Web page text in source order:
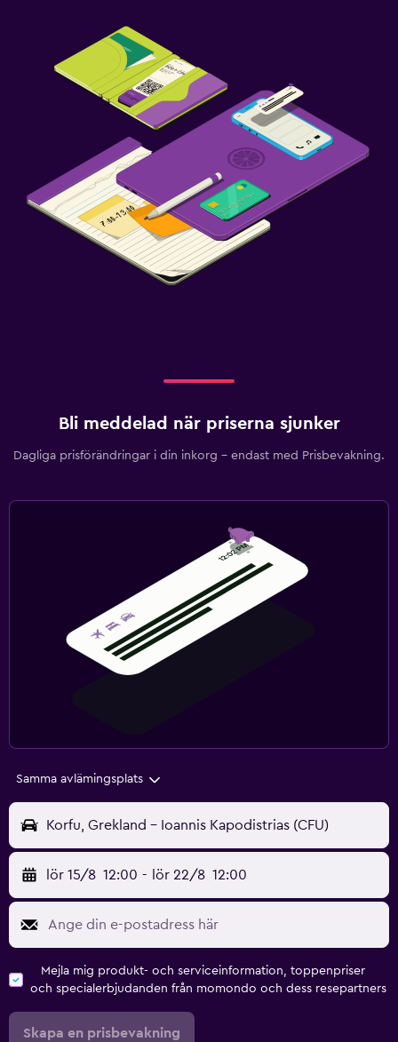
Bli meddelad när priserna sjunker
Dagliga prisförändringar i din inkorg – endast med Prisbevakning.
Samma avlämingsplats
Korfu, Grekland - Ioannis Kapodistrias (CFU)
lör 15/8 12:00 - lör 22/8 12:00
Mejla mig produkt- och serviceinformation, toppenpriser
och specialerbjudanden från momondo och dess resepartners
Skapa en prisbevakning